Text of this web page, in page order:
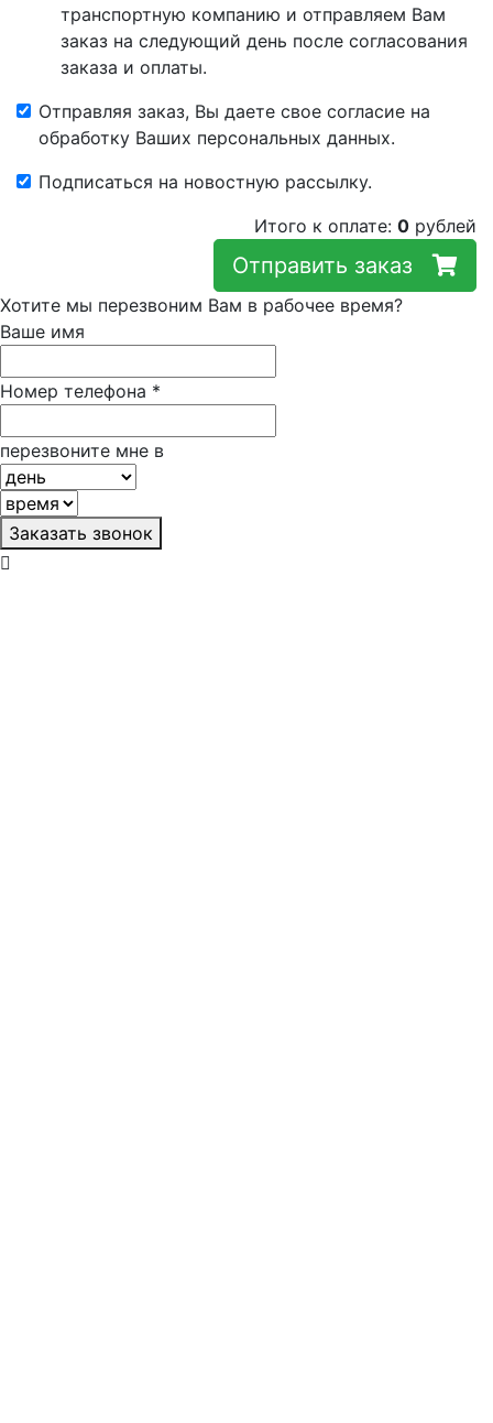
транспортную компанию и отправляем Вам
заказ на следующий день после согласования
заказа и оплаты.
Отправляя заказ, Вы даете свое согласие на
обработку Ваших персональных данных.
Подписаться на новостную рассылку.
Итого к оплате: 0 рублей
Отправить заказ
Хотите мы перезвоним Вам в рабочее время?
Ваше имя
Номер телефона *
перезвоните мне в
Заказать звонок